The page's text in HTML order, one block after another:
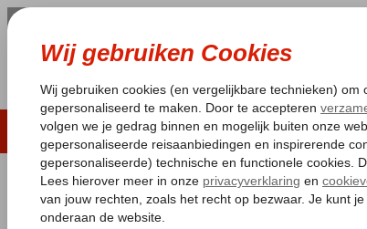
LAST MINUTE ZOMER 2026
Pakketgarantie Laagsteprijsgarantie*
Home
Portugal Algarve